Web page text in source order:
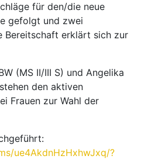
für den/die neue
gefolgt und zwei
Bereitschaft erklärt sich zur
(MS II/III S) und Angelika
den aktiven
Frauen zur Wahl der
ue4AkdnHzHxhwJxq/?